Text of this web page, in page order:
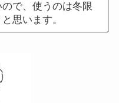
で、使うのは冬限
思います。